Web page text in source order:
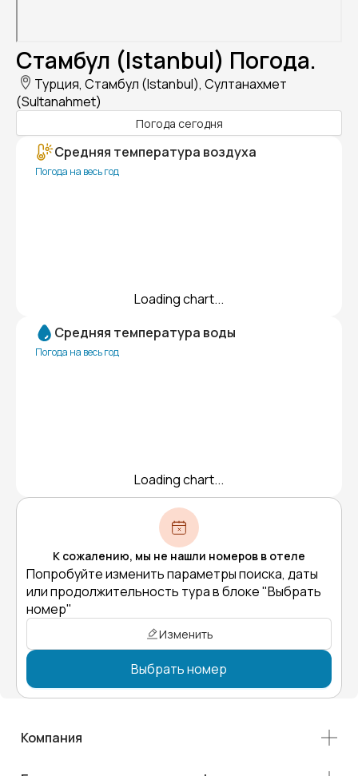
Стамбул (Istanbul) Погода.
Турция, Стамбул (Istanbul), Султанахмет
(Sultanahmet)
Погода сегодня
Средняя температура воздуха
Погода на весь год
Loading chart...
Средняя температура воды
Погода на весь год
Loading chart...
К сожалению, мы не нашли номеров в отеле
Попробуйте изменить параметры поиска, даты
или продолжительность тура в блоке "Выбрать
номер"
Изменить
Выбрать номер
Компания